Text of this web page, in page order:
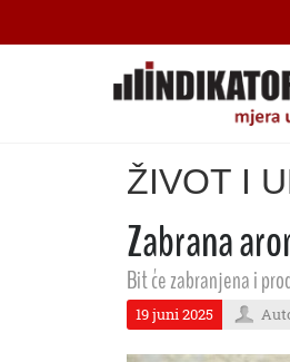
ŽIVOT I
Zabrana
Bit će zabranjena i
19 juni 2025